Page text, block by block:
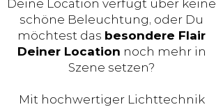
Deine Location verfügt über keine
schöne Beleuchtung, oder Du
möchtest das besondere Flair
Deiner Location noch mehr in
Szene setzen?
Mit hochwertiger Lichttechnik